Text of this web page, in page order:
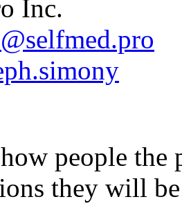
Inc.
people the
they will